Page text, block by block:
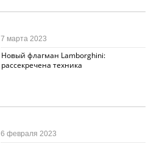
Новый флагман Lamborghini:
рассекречена техника
7 марта 2023
6 февраля 2023